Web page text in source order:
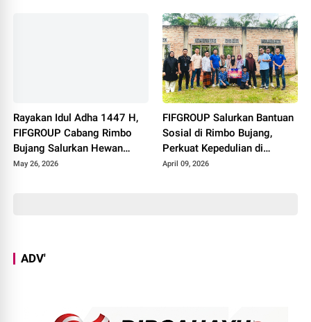
Rayakan Idul Adha 1447 H,
FIFGROUP Cabang Rimbo
Bujang Salurkan Hewan
Kurban di Masjid Jami Al-
May 26, 2026
FIFGROUP Salurkan Bantuan
Sosial di Rimbo Bujang,
Perkuat Kepedulian di
Momen Halal Bihalal
April 09, 2026
ADV'